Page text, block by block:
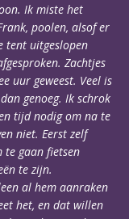
Ik miste het
poolen, alsof er
tent uitgeslopen
Zachtjes
uur geweest. Veel is
genoeg. Ik schrok
tijd nodig om na te
niet. Eerst zelf
te gaan fietsen
te zijn.
al hem aanraken
het, en dat willen